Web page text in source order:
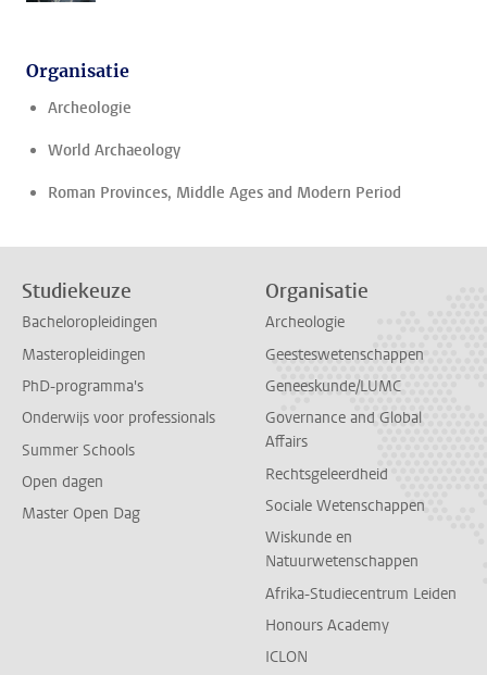
Organisatie
Archeologie
World Archaeology
Roman Provinces, Middle Ages and Modern Period
Studiekeuze
Bacheloropleidingen
Masteropleidingen
PhD-programma's
Onderwijs voor professionals
Summer Schools
Open dagen
Master Open Dag
Organisatie
Archeologie
Geesteswetenschappen
Geneeskunde/LUMC
Governance and Global
Affairs
Rechtsgeleerdheid
Sociale Wetenschappen
Wiskunde en
Natuurwetenschappen
Afrika-Studiecentrum Leiden
Honours Academy
ICLON